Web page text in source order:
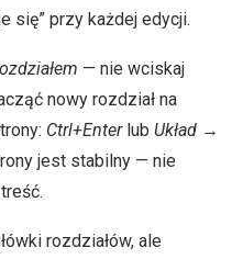
się” przy każdej edycji.
— nie wciskaj
nowy rozdział na
Ctrl+Enterlub Układ →
jest stabilny — nie
rozdziałów, ale